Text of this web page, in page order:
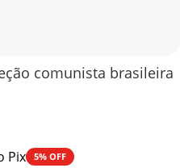
comunista brasileira
Pix 5% OFF